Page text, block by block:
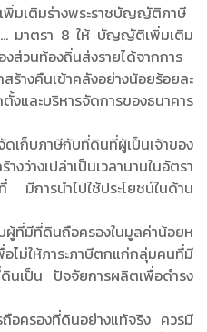
พิ่มเติมร่างพระราชบัญญัติภาษี
มาตรา 8ให้ บัญญัติเพิ่มเติม
ส่วนท้องถิ่นส่งรายได้จากการ
ร้างคืนเข้าคลังอย่างน้อยร้อยละ
งและบริหารจัดการของธนาคาร
เก็บภาษีกับที่ดินที่ผู้เป็นเจ้าของ
ว่างเปล่าเป็นเวลานานในอัตรา
มีการนำไปใช้ประโยชน์ในด้าน
ที่มีที่ดินถือครองในมูลค่าน้อยห
ม่ให้ภาระภาษีตกแก่กลุ่มคนที่มี
นเป็น ปัจจัยการผลิตเพื่อดำรง
ถือครองที่ดินอย่างแท้จริง ควรมี